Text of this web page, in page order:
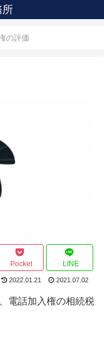
所
の評価
Pocket LINE
2022.01.21 2021.07.02
電話加入権の相続税